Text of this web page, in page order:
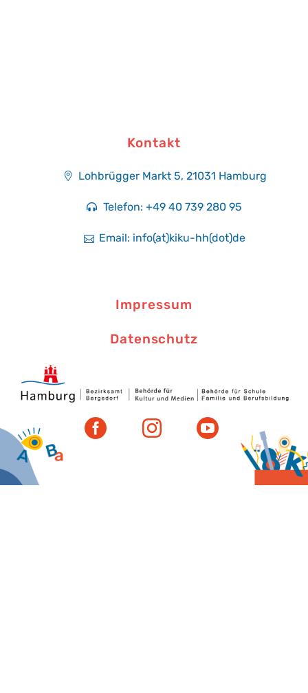
Kontakt
Lohbrügger Markt 5, 21031 Hamburg​
Telefon: +49 40 739 280 95
Email: info(at)kiku-hh(dot)de
Impressum
Datenschutz